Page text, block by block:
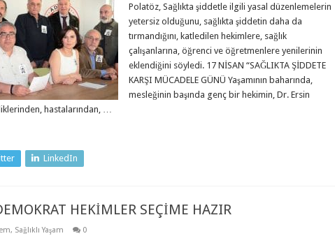
Polatöz, Sağlıkta şiddetle ilgili yasal düzenlemelerin
yetersiz olduğunu, sağlıkta şiddetin daha da
tırmandığını, katledilen hekimlere, sağlık
çalışanlarına, öğrenci ve öğretmenlere yenilerinin
eklendiğini söyledi. 17 NİSAN “SAĞLIKTA ŞİDDETE
KARŞI MÜCADELE GÜNÜ Yaşamının baharında,
mesleğinin başında genç bir hekimin, Dr. Ersin
hastalarından, …
LinkedIn
HEKİMLER SEÇİME HAZIR
, Sağlıklı Yaşam 0